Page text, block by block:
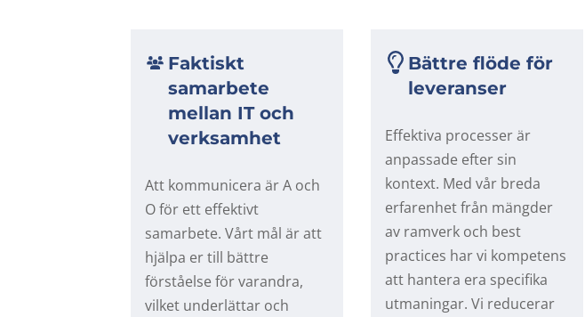
Faktiskt
samarbete
mellan IT och
verksamhet
Att kommunicera är A och
O för ett effektivt
samarbete. Vårt mål är att
hjälpa er till bättre
förståelse för varandra,
vilket underlättar och
Bättre flöde för
leveranser
Effektiva processer är
anpassade efter sin
kontext. Med vår breda
erfarenhet från mängder
av ramverk och best
practices har vi kompetens
att hantera era specifika
utmaningar. Vi reducerar